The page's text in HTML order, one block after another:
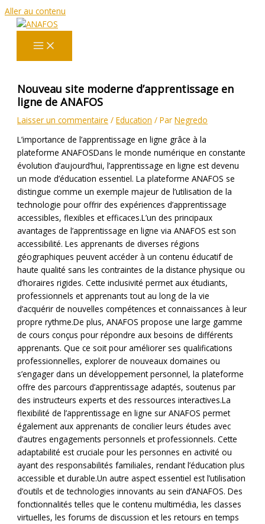
Aller au contenu
Nouveau site moderne d’apprentissage en
ligne de ANAFOS
Laisser un commentaire /Education / ParNegredo
L’importance de l’apprentissage en ligne grâce à la
plateforme ANAFOSDans le monde numérique en constante
évolution d’aujourd’hui, l’apprentissage en ligne est devenu
un mode d’éducation essentiel. La plateforme ANAFOS se
distingue comme un exemple majeur de l’utilisation de la
technologie pour offrir des expériences d’apprentissage
accessibles, flexibles et efficaces.L’un des principaux
avantages de l’apprentissage en ligne via ANAFOS est son
accessibilité. Les apprenants de diverses régions
géographiques peuvent accéder à un contenu éducatif de
haute qualité sans les contraintes de la distance physique ou
d’horaires rigides. Cette inclusivité permet aux étudiants,
professionnels et apprenants tout au long de la vie
d’acquérir de nouvelles compétences et connaissances à leur
propre rythme.De plus, ANAFOS propose une large gamme
de cours conçus pour répondre aux besoins de différents
apprenants. Que ce soit pour améliorer ses qualifications
professionnelles, explorer de nouveaux domaines ou
s’engager dans un développement personnel, la plateforme
offre des parcours d’apprentissage adaptés, soutenus par
des instructeurs experts et des ressources interactives.La
flexibilité de l’apprentissage en ligne sur ANAFOS permet
également aux apprenants de concilier leurs études avec
d’autres engagements personnels et professionnels. Cette
adaptabilité est cruciale pour les personnes en activité ou
ayant des responsabilités familiales, rendant l’éducation plus
accessible et durable.Un autre aspect essentiel est l’utilisation
d’outils et de technologies innovants au sein d’ANAFOS. Des
fonctionnalités telles que le contenu multimédia, les classes
virtuelles, les forums de discussion et les retours en temps